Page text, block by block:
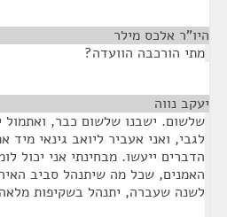
היו"ר אלכס מילר
מתי הורכבה הוועדה?
יעקב נווה
שלשום. ישבנו שלשום כבר, ואתמול
לגבי, ואני אעביר ליואב גינאי מיד
הדברים ייעשו. מבחינתי אני יכול
האמנים, שכל מה שיתנהל סביב
לשנה שעברה, יתנהל בשקיפות